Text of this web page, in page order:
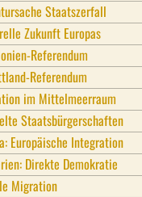
Staatszerfall
Zukunft Europas
Referendum
Referendum
im Mittelmeerraum
Staatsbürgerschaften
Europäische Integration
Direkte Demokratie
Migration